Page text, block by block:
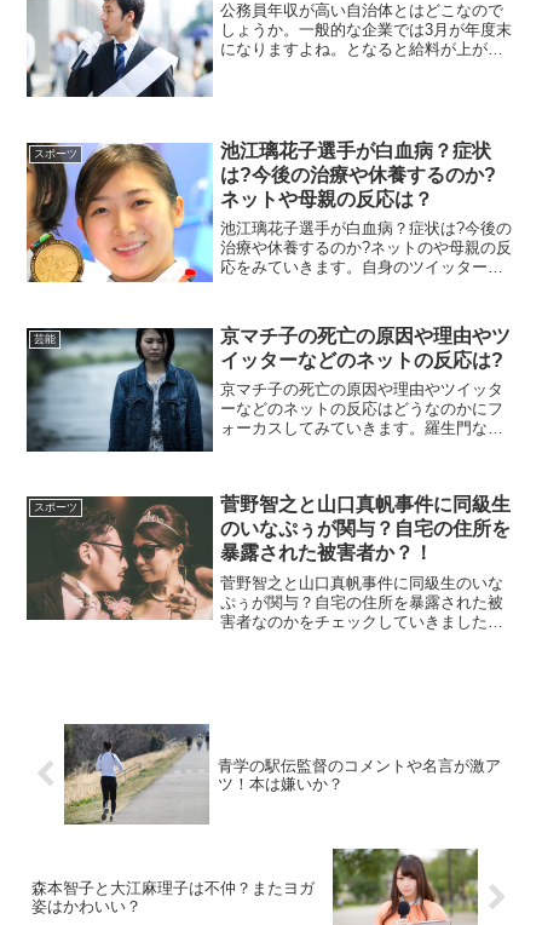
公務員年収が高い自治体とはどこなので
しょうか。一般的な企業では3月が年度末
になりますよね。となると給料が上がる
スポーツ
池江璃花子選手が白血病？症状
は?今後の治療や休養するのか?
ネットや母親の反応は？
池江璃花子選手が白血病？症状は?今後の
治療や休養するのか?ネットのや母親の反
応をみていきます。自身のツイッターで
競泳女子の池江璃花子選手が招いた衝撃
的なニュースです。...
芸能
京マチ子の死亡の原因や理由やツ
イッターなどのネットの反応は?
京マチ子の死亡の原因や理由やツイッタ
ーなどのネットの反応はどうなのかにフ
ォーカスしてみていきます。羅生門など
おきましょう！京マチ子の...
スポーツ
菅野智之と山口真帆事件に同級生
のいなぷぅが関与？自宅の住所を
暴露された被害者か？！
菅野智之と山口真帆事件に同級生のいな
ぷぅが関与？自宅の住所を暴露された被
害者なのかをチェックしていきました。
青学の駅伝監督のコメントや名言が激ア
ツ！本は嫌いか？
森本智子と大江麻理子は不仲？またヨガ
姿はかわいい？